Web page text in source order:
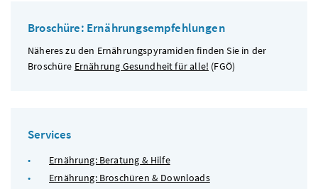
Broschüre: Ernährungsempfehlungen
Näheres zu den Ernährungspyramiden finden Sie in der
Broschüre Ernährung Gesundheit für alle! (FGÖ)
Services
Ernährung: Beratung & Hilfe
Ernährung: Broschüren & Downloads